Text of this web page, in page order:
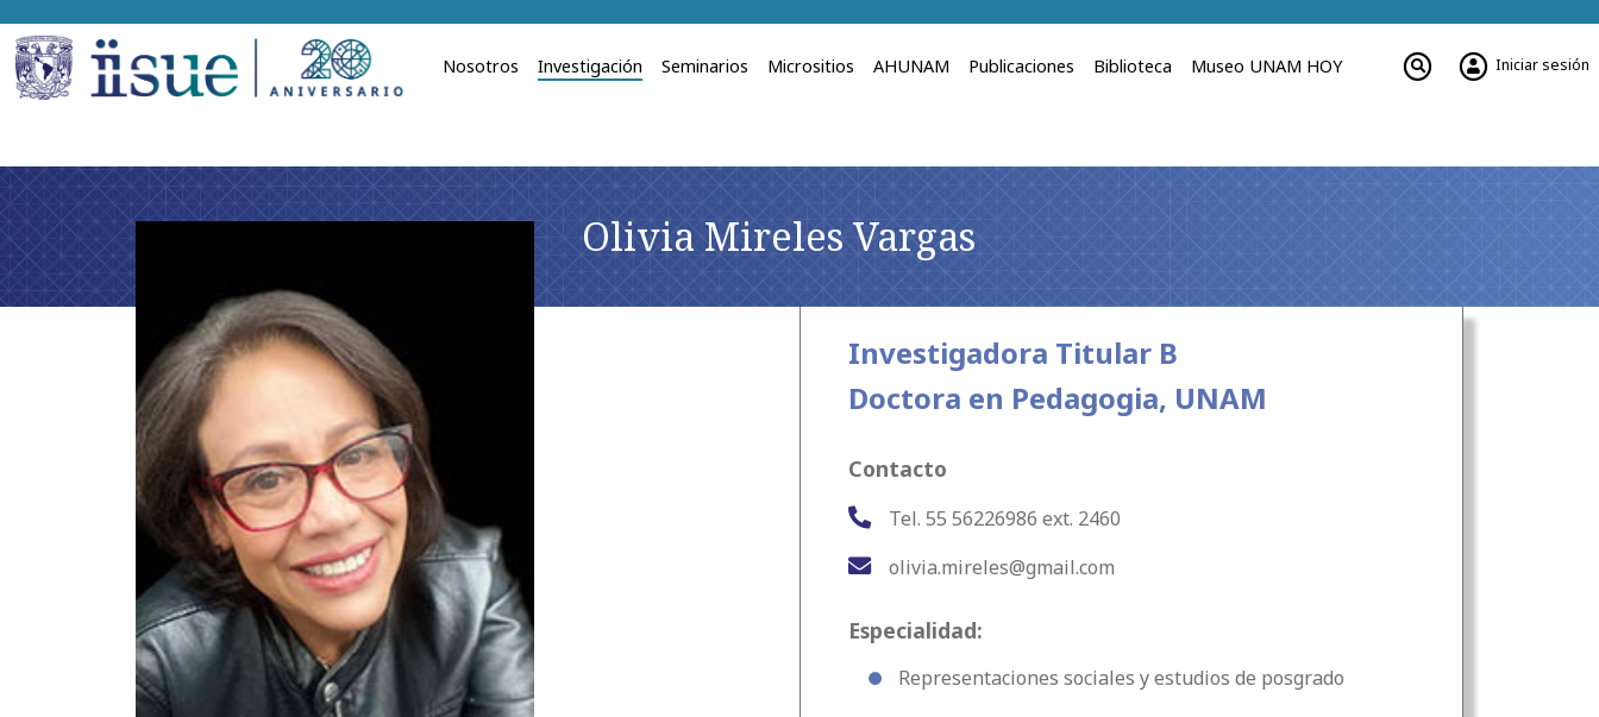
Nosotros Investigación Seminarios Micrositios AHUNAM Publicaciones Biblioteca Museo UNAM HOY Iniciar sesión
Olivia Mireles Vargas
Investigadora Titular B
Doctora en Pedagogia, UNAM
Contacto
Tel. 55 56226986 ext. 2460
olivia.mireles@gmail.com
Especialidad:
Representaciones sociales y estudios de posgrado